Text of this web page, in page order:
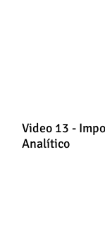
Video 13 -
Analítico